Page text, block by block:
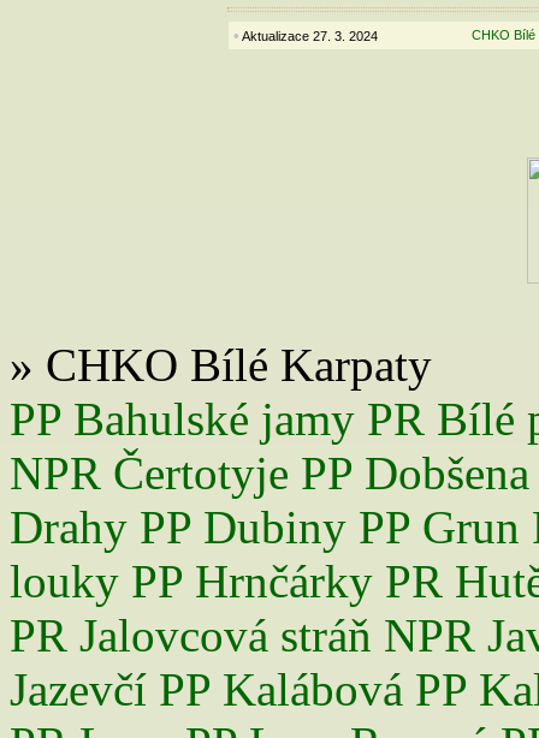
Saproxylický hmyz a epigeičtí
Grüll, F. (1987): Inventarizační
87. – Ms. Depon. in: Regionální
Horsák, M., Kment, P. et
Hrabec, J. et al. (2017): Zvláště
první. Zlín: Krajský úřad
Chytrý, M. [ed.] (2007): Vegetace
vegetace. – Academia, Praha, 528
Chytrý, M. [ed.] (2011): Vegetace
vegetace. – Academia, Praha, 828
Chytrý, M. [ed.] (2013): Vegetace
vegetace. – Academia, Praha, 552
Chytrý, M., Kučera, T., Kočí, M.,
biotopů České republiky. – 2.
krajiny ČR. ISBN 978-80-87457-
174 pp. ISBN 978-80-7620-043-2.
• Aktualizace 27. 3. 2024 CHKO Bílé
» CHKO Bílé Karpaty
PP Bahulské jamy PR Bílé
NPR Čertotyje PP Dobšena
Drahy PP Dubiny PP Grun
louky PP Hrnčárky PR
PR Jalovcová stráň NPR
Jazevčí PP Kalábová PP